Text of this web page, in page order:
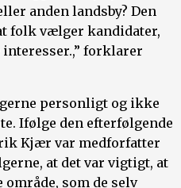
anden landsby? Den
folk vælger kandidater,
forklarer
personligt og ikke
Ifølge den efterfølgende
Kjær var medforfatter
at det var vigtigt, at
område, som de selv